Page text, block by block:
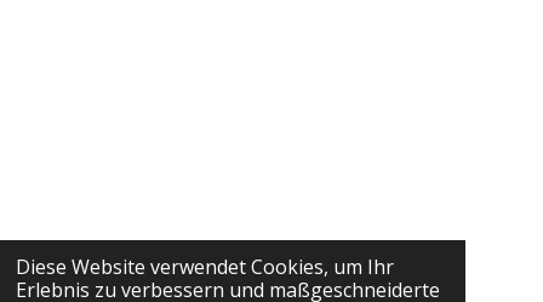
Diese Website verwendet Cookies, um Ihr
Erlebnis zu verbessern und maßgeschneiderte